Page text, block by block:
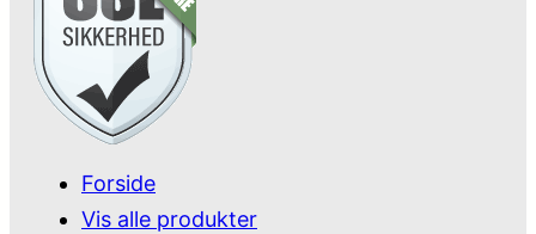
Forside
Vis alle produkter